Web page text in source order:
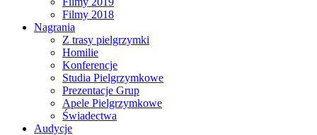
Filmy 2018
Nagrania
Z trasy pielgrzymki
Homilie
Konferencje
Studia Pielgrzymkowe
Prezentacje Grup
Apele Pielgrzymkowe
Świadectwa
Audycje